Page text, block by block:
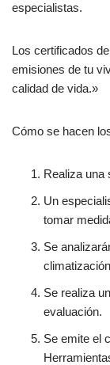
especialistas.
Los certificados
emisiones de tu
calidad de vida.»
Cómo se hacen
Realiza una
Un
tomar
Se
Se realiza
evaluación.
Se emite el